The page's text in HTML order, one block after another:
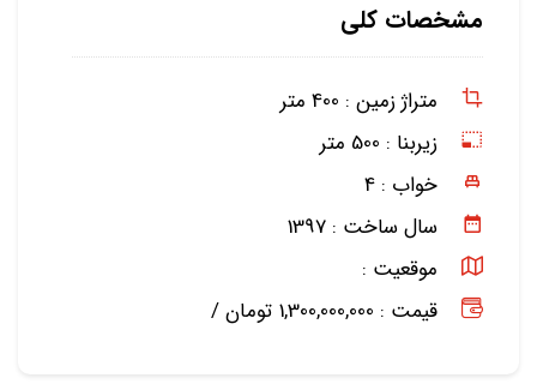
مشخصات کلی
متراژ زمین : 400 متر
زیربنا : 500 متر
خواب : 4
سال ساخت : 1397
موقعیت :
قیمت : 1,300,000,000 تومان /